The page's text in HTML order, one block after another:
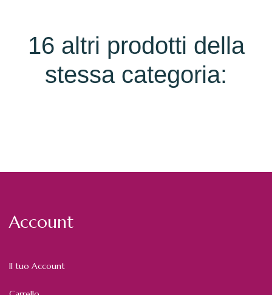
16 altri prodotti della
stessa categoria:
Account
Il tuo Account